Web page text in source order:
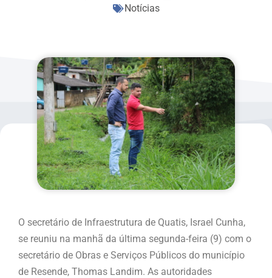
Notícias
O secretário de Infraestrutura de Quatis, Israel Cunha,
se reuniu na manhã da última segunda-feira (9) com o
secretário de Obras e Serviços Públicos do município
de Resende, Thomas Landim. As autoridades